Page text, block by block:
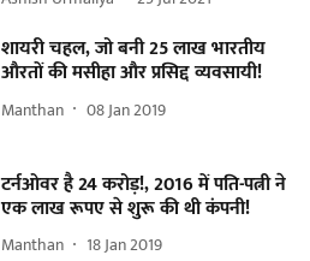
शायरी चहल, जो बनी 25 लाख भारतीय
औरतों की मसीहा और प्रसिद्द व्यवसायी!
Manthan 08 Jan 2019
टर्नओवर है 24 करोड़!, 2016 में पति-पत्नी ने
एक लाख रूपए से शुरू की थी कंपनी!
Manthan 18 Jan 2019